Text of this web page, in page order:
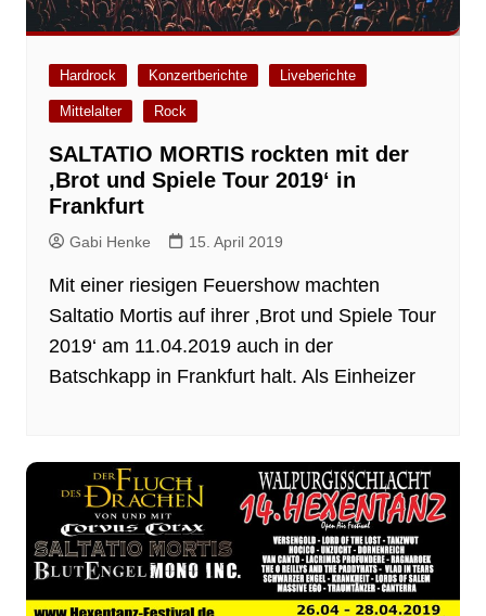
Hardrock Konzertberichte Liveberichte
Mittelalter Rock
SALTATIO MORTIS rockten mit der
‚Brot und Spiele Tour 2019‘ in
Frankfurt
Gabi Henke 15. April 2019
Mit einer riesigen Feuershow machten
Saltatio Mortis auf ihrer ‚Brot und Spiele Tour
2019‘ am 11.04.2019 auch in der
Batschkapp in Frankfurt halt. Als Einheizer